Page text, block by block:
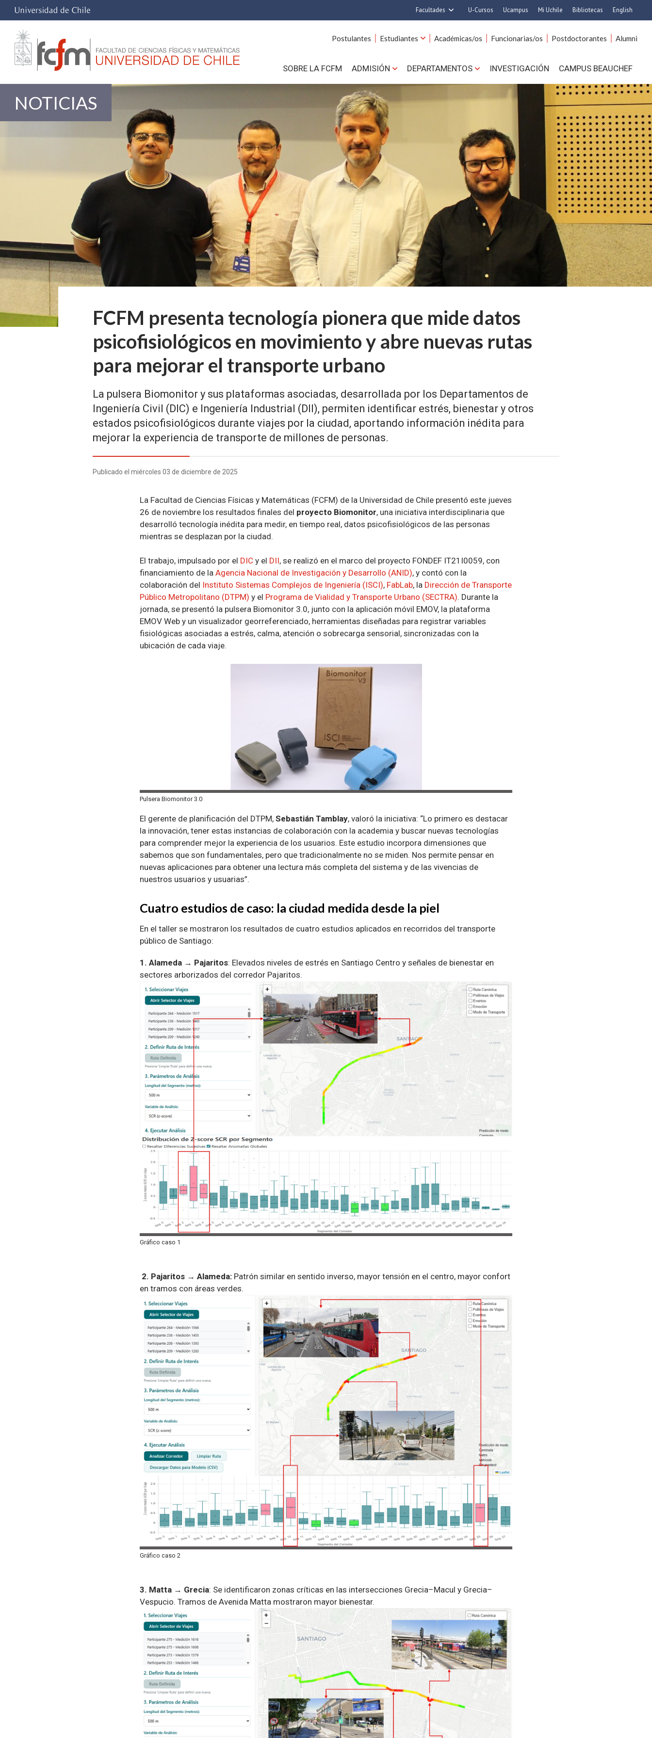
Facultades
Ciencias
Cs. Agronómicas
Comunicación e Imagen
Economía y Negocios
Gobierno
Medicina
Odontología
Estudios Avanzados en Educación
Estudios Internacionales
Nutrición y Tecnología de
Alimentos
Bachillerato
Hospital Clínico
U-Cursos Ucampus Mi Uchile Bibliotecas English
Postulantes Estudiantes Académicas/os Funcionarias/os Postdoctorantes Alumni
SOBRE LA FCFM ADMISIÓN DEPARTAMENTOS INVESTIGACIÓN CAMPUS BEAUCHEF
NOTICIAS
FCFM presenta tecnología pionera que mide datos
psicofisiológicos en movimiento y abre nuevas rutas
para mejorar el transporte urbano
La pulsera Biomonitor y sus plataformas asociadas, desarrollada por los Departamentos de
Ingeniería Civil (DIC) e Ingeniería Industrial (DII), permiten identificar estrés, bienestar y otros
estados psicofisiológicos durante viajes por la ciudad, aportando información inédita para
mejorar la experiencia de transporte de millones de personas.
Publicado el miércoles 03 de diciembre de 2025
La Facultad de Ciencias Físicas y Matemáticas (FCFM) de la Universidad de Chile presentó este jueves
26 de noviembre los resultados finales del proyecto Biomonitor, una iniciativa interdisciplinaria que
desarrolló tecnología inédita para medir, en tiempo real, datos psicofisiológicos de las personas
mientras se desplazan por la ciudad.
El trabajo, impulsado por el DIC y el DII, se realizó en el marco del proyecto FONDEF IT21I0059, con
financiamiento de la Agencia Nacional de Investigación y Desarrollo (ANID), y contó con la
colaboración del Instituto Sistemas Complejos de Ingeniería (ISCI), FabLab, la Dirección de Transporte
Público Metropolitano (DTPM) y el Programa de Vialidad y Transporte Urbano (SECTRA). Durante la
jornada, se presentó la pulsera Biomonitor 3.0, junto con la aplicación móvil EMOV, la plataforma
EMOV Web y un visualizador georreferenciado, herramientas diseñadas para registrar variables
fisiológicas asociadas a estrés, calma, atención o sobrecarga sensorial, sincronizadas con la
ubicación de cada viaje.
Pulsera Biomonitor 3.0
El gerente de planificación del DTPM, Sebastián Tamblay, valoró la iniciativa: “Lo primero es destacar
la innovación, tener estas instancias de colaboración con la academia y buscar nuevas tecnologías
para comprender mejor la experiencia de los usuarios. Este estudio incorpora dimensiones que
sabemos que son fundamentales, pero que tradicionalmente no se miden. Nos permite pensar en
nuevas aplicaciones para obtener una lectura más completa del sistema y de las vivencias de
nuestros usuarios y usuarias”.
Cuatro estudios de caso: la ciudad medida desde la piel
En el taller se mostraron los resultados de cuatro estudios aplicados en recorridos del transporte
público de Santiago:
1. Alameda → Pajaritos: Elevados niveles de estrés en Santiago Centro y señales de bienestar en
sectores arborizados del corredor Pajaritos.
Gráfico caso 1
2. Pajaritos → Alameda: Patrón similar en sentido inverso, mayor tensión en el centro, mayor confort
en tramos con áreas verdes.
Gráfico caso 2
3. Matta → Grecia: Se identificaron zonas críticas en las intersecciones Grecia–Macul y Grecia–
Vespucio. Tramos de Avenida Matta mostraron mayor bienestar.